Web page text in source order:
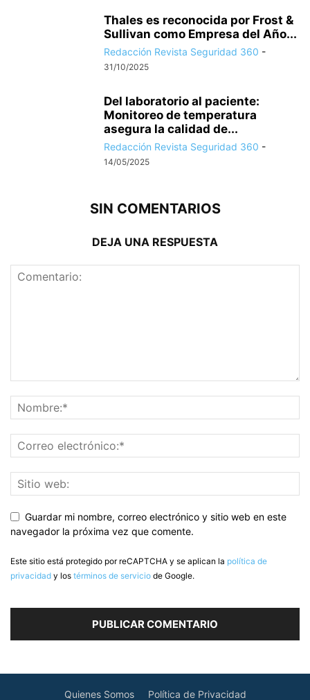
Thales es reconocida por Frost &
Sullivan como Empresa del Año...
Redacción Revista Seguridad 360 -
31/10/2025
Del laboratorio al paciente:
Monitoreo de temperatura
asegura la calidad de...
Redacción Revista Seguridad 360 -
14/05/2025
SIN COMENTARIOS
DEJA UNA RESPUESTA
Guardar mi nombre, correo electrónico y sitio web en este
navegador la próxima vez que comente.
Este sitio está protegido por reCAPTCHA y se aplican la política de
privacidad y los términos de servicio de Google.
Quienes Somos Política de Privacidad